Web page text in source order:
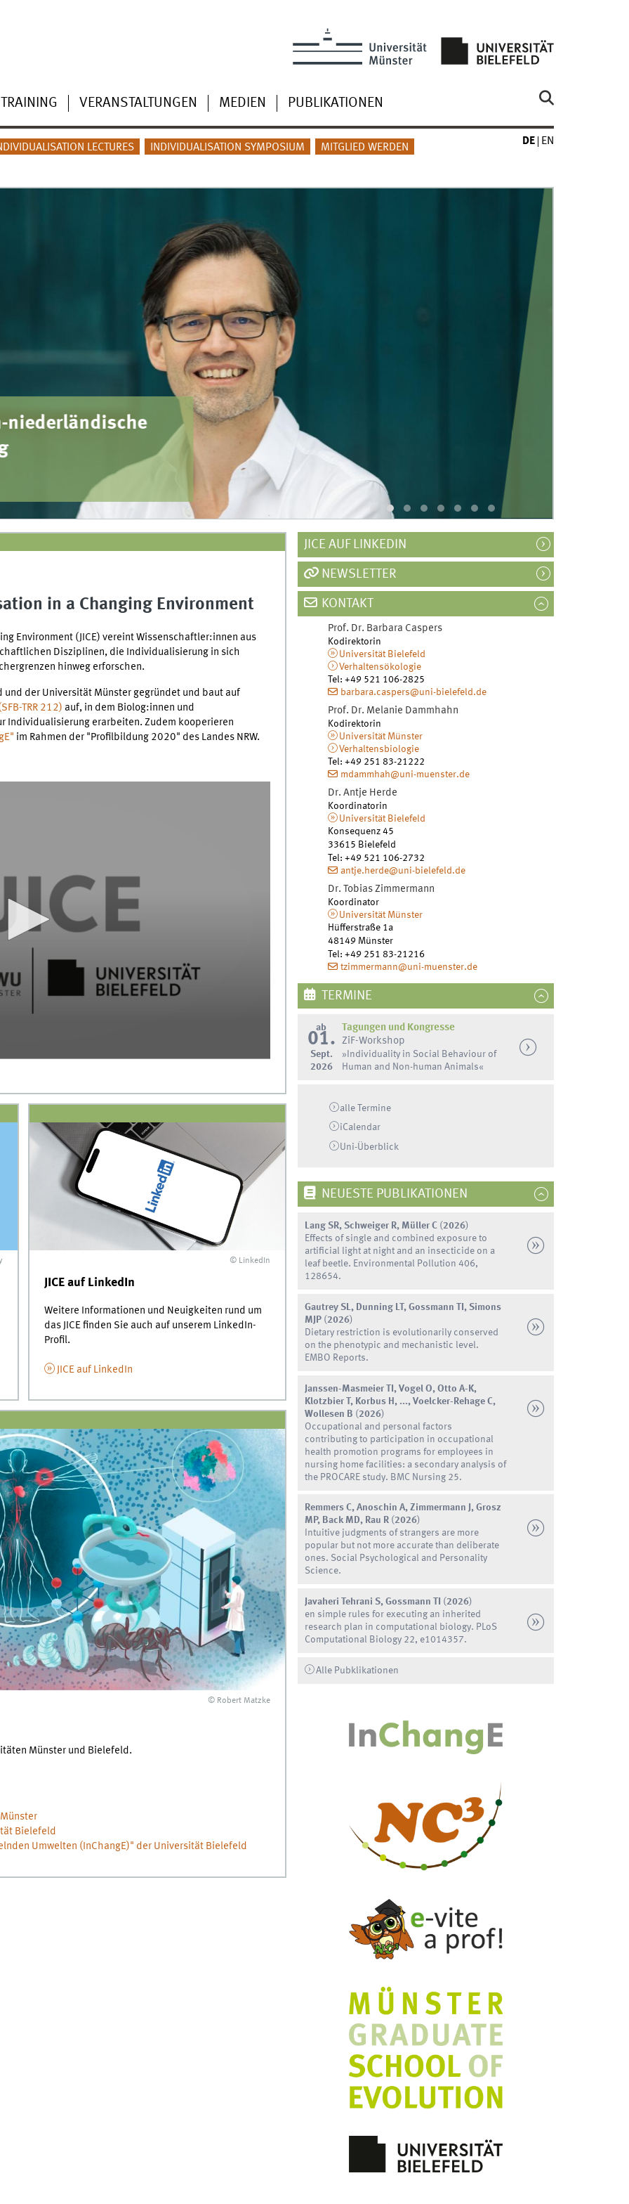
TRAINING VERANSTALTUNGEN MEDIEN PUBLIKATIONEN
LECTURES INDIVIDUALISATION SYMPOSIUM MITGLIED WERDEN
DE EN
in a Changing Environment
Environment (JICE) vereint Wissenschaftler:innen aus
Disziplinen, die Individualisierung in sich
hinweg erforschen.
und der Universität Münster gegründet und baut auf
TRR 212) auf, in dem Biolog:innen und
Individualisierung erarbeiten. Zudem kooperieren
im Rahmen der "Profilbildung 2020" des Landes NRW.
© LinkedIn
JICE auf LinkedIn
Weitere Informationen und Neuigkeiten rund um
das JICE finden Sie auch auf unserem LinkedIn-
Profil.
JICE auf LinkedIn
© Robert Matzke
Münster und Bielefeld.
Bielefeld
Umwelten (InChangE)" der Universität Bielefeld
JICE AUF LINKEDIN
NEWSLETTER
KONTAKT
Prof. Dr. Barbara Caspers
Kodirektorin
Universität Bielefeld
Verhaltensökologie
Tel:+49 521 106-2825
barbara.caspers@uni-bielefeld.de
Prof. Dr. Melanie Dammhahn
Kodirektorin
Universität Münster
Verhaltensbiologie
Tel:+49 251 83-21222
mdammhah@uni-muenster.de
Dr. Antje Herde
Koordinatorin
Universität Bielefeld
Konsequenz 45
33615 Bielefeld
Tel:+49 521 106-2732
antje.herde@uni-bielefeld.de
Dr. Tobias Zimmermann
Koordinator
Universität Münster
Hüfferstraße 1a
48149 Münster
Tel:+49 251 83-21216
tzimmermann@uni-muenster.de
TERMINE
ab
01.
Sept.
2026
Tagungen und Kongresse
ZiF-Workshop
»Individuality in Social Behaviour of
Human and Non-human Animals«
alle Termine
iCalendar
Uni-Überblick
NEUESTE PUBLIKATIONEN
Lang SR, Schweiger R, Müller C (2026)
Effects of single and combined exposure to
artificial light at night and an insecticide on a
leaf beetle. Environmental Pollution 406,
128654.
Gautrey SL, Dunning LT, Gossmann TI, Simons
MJP (2026)
Dietary restriction is evolutionarily conserved
on the phenotypic and mechanistic level.
EMBO Reports.
Janssen-Masmeier TI, Vogel O, Otto A-K,
Klotzbier T, Korbus H, ..., Voelcker-Rehage C,
Wollesen B (2026)
Occupational and personal factors
contributing to participation in occupational
health promotion programs for employees in
nursing home facilities: a secondary analysis of
the PROCARE study. BMC Nursing 25.
Remmers C, Anoschin A, Zimmermann J, Grosz
MP, Back MD, Rau R ( 2026)
Intuitive judgments of strangers are more
popular but not more accurate than deliberate
ones. Social Psychological and Personality
Science.
Javaheri Tehrani S, Gossmann TI ( 2026)
en simple rules for executing an inherited
research plan in computational biology. PLoS
Computational Biology 22, e1014357.
Alle Pubklikationen